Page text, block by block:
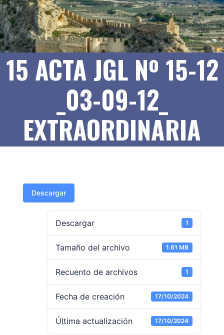
15 ACTA JGL Nº 15-12
_03-09-12_
EXTRAORDINARIA
Descargar
Descargar 1
Tamaño del archivo 1.61 MB
Recuento de archivos 1
Fecha de creación 17/10/2024
Última actualización 17/10/2024